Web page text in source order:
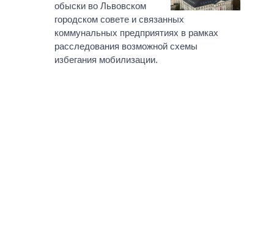
обыски во Львовском
городском совете и связанных
коммунальных предприятиях в рамках
расследования возможной схемы
избегания мобилизации.